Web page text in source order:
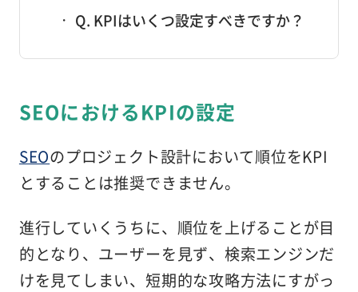
Q. KPIはいくつ設定すべきですか？
SEOにおけるKPIの設定
SEOのプロジェクト設計において順位をKPI
とすることは推奨できません。
進行していくうちに、順位を上げることが目
的となり、ユーザーを見ず、検索エンジンだ
けを見てしまい、短期的な攻略方法にすがっ